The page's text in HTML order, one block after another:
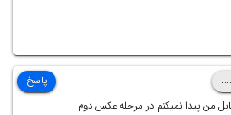
من پیدا نمیکنم در مرحله عکس دوم
پاسخ